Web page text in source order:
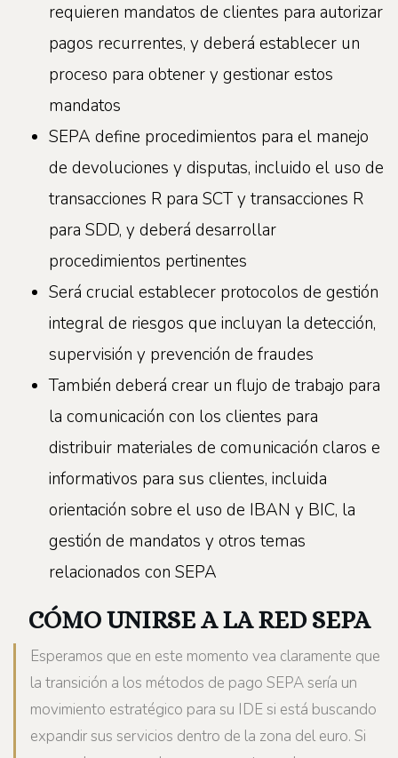
requieren mandatos de clientes para autorizar
pagos recurrentes, y deberá establecer un
proceso para obtener y gestionar estos
mandatos
SEPA define procedimientos para el manejo
de devoluciones y disputas, incluido el uso de
transacciones R para SCT y transacciones R
para SDD, y deberá desarrollar
procedimientos pertinentes
Será crucial establecer protocolos de gestión
integral de riesgos que incluyan la detección,
supervisión y prevención de fraudes
También deberá crear un flujo de trabajo para
la comunicación con los clientes para
distribuir materiales de comunicación claros e
informativos para sus clientes, incluida
orientación sobre el uso de IBAN y BIC, la
gestión de mandatos y otros temas
relacionados con SEPA
CÓMO UNIRSE A LA RED SEPA
Esperamos que en este momento vea claramente que
la transición a los métodos de pago SEPA sería un
movimiento estratégico para su IDE si está buscando
expandir sus servicios dentro de la zona del euro. Si